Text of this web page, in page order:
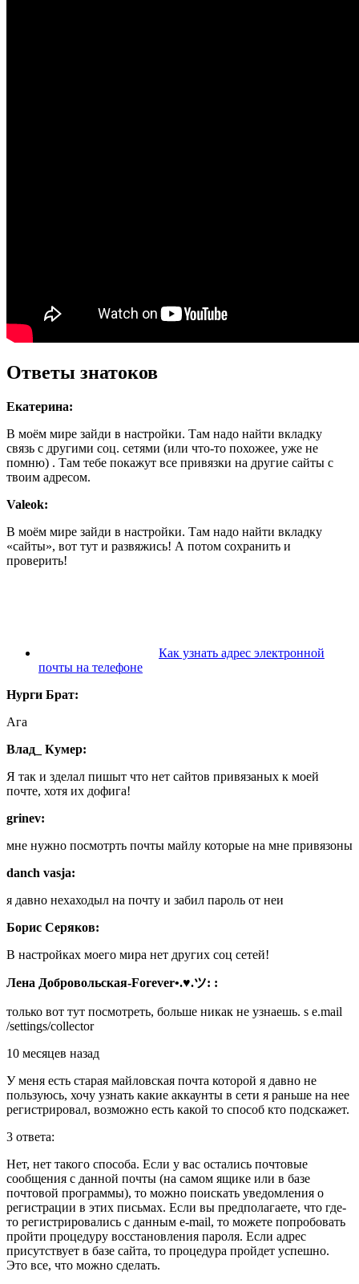
Ответы знатоков
Екатерина:
В моём мире зайди в настройки. Там надо найти вкладку
связь с другими соц. сетями (или что-то похожее, уже не
помню) . Там тебе покажут все привязки на другие сайты с
твоим адресом.
Valeok:
В моём мире зайди в настройки. Там надо найти вкладку
«сайты», вот тут и развяжись! А потом сохранить и
проверить!
Как узнать адрес электронной
почты на телефоне
Нурги Брат:
Ага
Влад_ Кумер:
Я так и зделал пишыт что нет сайтов привязаных к моей
почте, хотя их дофига!
grinev:
мне нужно посмотрть почты майлу которые на мне привязоны
danch vasja:
я давно нехаходыл на почту и забил пароль от неи
Борис Серяков:
В настройках моего мира нет других соц сетей!
Лена Добровольская-Forever•.♥.ツ: ㅤㅤㅤㅤㅤㅤㅤㅤㅤㅤㅤ ㅤㅤㅤㅤㅤㅤㅤㅤ:
только вот тут посмотреть, больше никак не узнаешь. s e.mail
/settings/collector
10 месяцев назад
У меня есть старая майловская почта которой я давно не
пользуюсь, хочу узнать какие аккаунты в сети я раньше на нее
регистрировал, возможно есть какой то способ кто подскажет.
3 ответа:
Нет, нет такого способа. Если у вас остались почтовые
сообщения с данной почты (на самом ящике или в базе
почтовой программы), то можно поискать уведомления о
регистрации в этих письмах. Если вы предполагаете, что где-
то регистрировались с данным e-mail, то можете попробовать
пройти процедуру восстановления пароля. Если адрес
присутствует в базе сайта, то процедура пройдет успешно.
Это все, что можно сделать.